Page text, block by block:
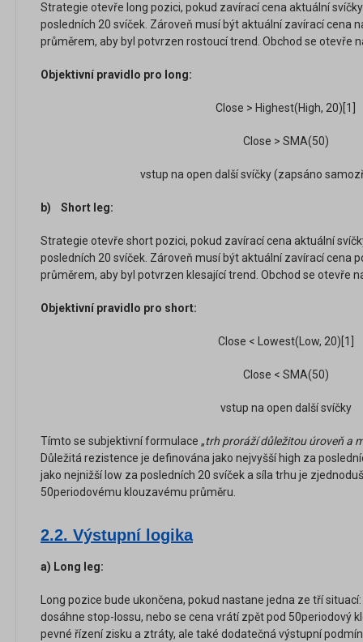
Strategie otevře long pozici, pokud zavírací cena aktuální
posledních 20 svíček. Zároveň musí být aktuální zavírací cena
průměrem, aby byl potvrzen rostoucí trend. Obchod se otevře
Objektivní pravidlo pro long:
Close > Highest(High, 20)[1]
Close > SMA(50)
vstup na open další svíčky (zapsáno
b) Short leg:
Strategie otevře short pozici, pokud zavírací cena aktuální
posledních 20 svíček. Zároveň musí být aktuální zavírací cena
průměrem, aby byl potvrzen klesající trend. Obchod se otevře
Objektivní pravidlo pro short:
Close < Lowest(Low, 20)[1]
Close < SMA(50)
vstup na open další svíčky
Tímto se subjektivní formulace „trh proráží důležitou úroveň a
Důležitá rezistence je definována jako nejvyšší high za
jako nejnižší low za posledních 20 svíček a síla trhu je
50periodovému klouzavému průměru.
2.2. Výstupní logika
a) Long leg:
Long pozice bude ukončena, pokud nastane jedna ze tří
dosáhne stop-lossu, nebo se cena vrátí zpět pod 50periodový
pevné řízení zisku a ztráty, ale také dodatečná výstupní